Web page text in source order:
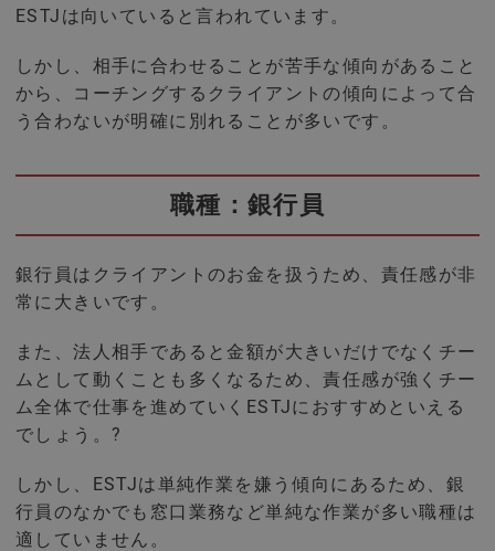
ESTJは向いていると言われています。
しかし、相手に合わせることが苦手な傾向があること
から、コーチングするクライアントの傾向によって合
う合わないが明確に別れることが多いです。
職種：銀行員
銀行員はクライアントのお金を扱うため、責任感が非
常に大きいです。
また、法人相手であると金額が大きいだけでなくチー
ムとして動くことも多くなるため、責任感が強くチー
ム全体で仕事を進めていくESTJにおすすめといえる
でしょう。?
しかし、ESTJは単純作業を嫌う傾向にあるため、銀
行員のなかでも窓口業務など単純な作業が多い職種は
適していません。